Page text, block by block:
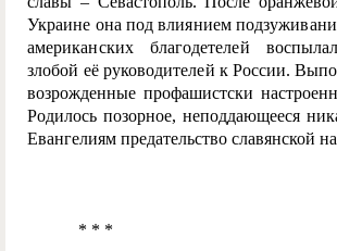
Украине она под влиянием
американских благодетелей
злобой её руководителей к России.
возрожденные профашистски
Родилось позорное, неподдающееся
Евангелиям предательство славянской
* * *